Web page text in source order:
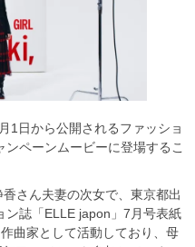
1日から公開されるファッショ
ペーンムービーに登場するこ
さん夫妻の次女で、東京都出
誌「ELLE japon」7月号表紙
曲家として活動しており、母